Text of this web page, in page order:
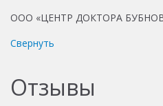
ООО «ЦЕНТР ДОКТОРА
Свернуть
Отзывы